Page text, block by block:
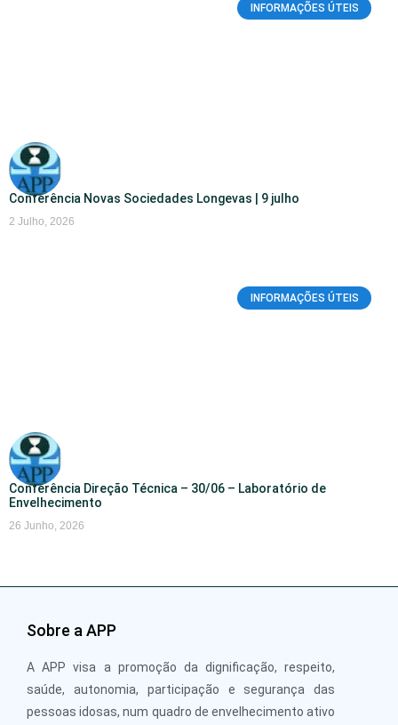
INFORMAÇÕES ÚTEIS
Conferência Novas Sociedades Longevas | 9 julho
2 Julho, 2026
INFORMAÇÕES ÚTEIS
Conferência Direção Técnica – 30/06 – Laboratório de
Envelhecimento
26 Junho, 2026
Sobre a APP
A APP visa a promoção da dignificação, respeito,
saúde, autonomia, participação e segurança das
pessoas idosas, num quadro de envelhecimento ativo